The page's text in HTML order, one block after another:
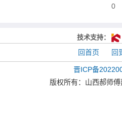
0
技术支持：
回首页 回
晋ICP备
版权所有： 山西郝师